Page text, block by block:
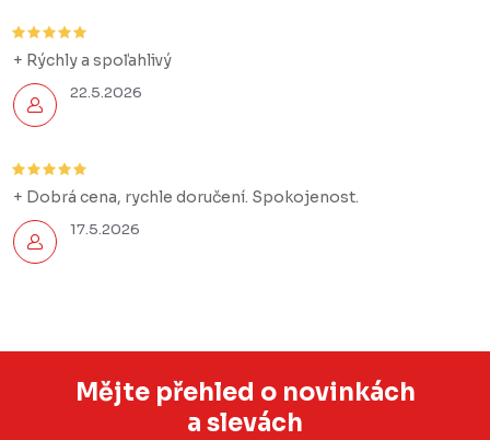
22.5.2026
+ Rýchly a spoľahlivý
17.5.2026
+ Dobrá cena, rychle doručení. Spokojenost.
Mějte přehled o novinkách
a slevách